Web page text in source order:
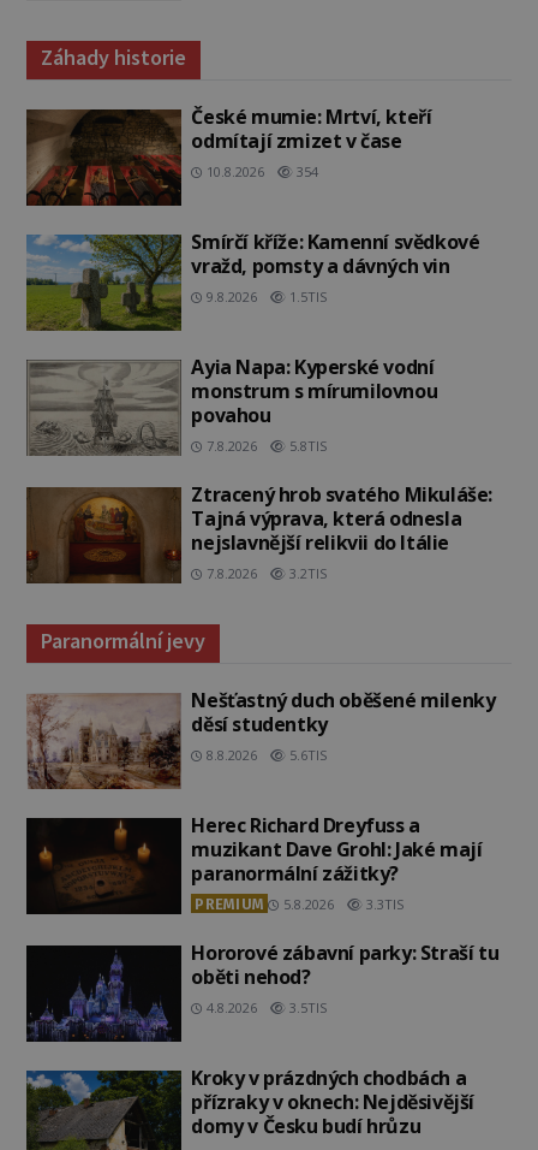
Záhady historie
České mumie: Mrtví, kteří
odmítají zmizet v čase
10.8.2026 354
Smírčí kříže: Kamenní svědkové
vražd, pomsty a dávných vin
9.8.2026 1.5TIS
Ayia Napa: Kyperské vodní
monstrum s mírumilovnou
povahou
7.8.2026 5.8TIS
Ztracený hrob svatého Mikuláše:
Tajná výprava, která odnesla
nejslavnější relikvii do Itálie
7.8.2026 3.2TIS
Paranormální jevy
Nešťastný duch oběšené milenky
děsí studentky
8.8.2026 5.6TIS
Herec Richard Dreyfuss a
muzikant Dave Grohl: Jaké mají
paranormální zážitky?
PREMIUM 5.8.2026 3.3TIS
Hororové zábavní parky: Straší tu
oběti nehod?
4.8.2026 3.5TIS
Kroky v prázdných chodbách a
přízraky v oknech: Nejděsivější
domy v Česku budí hrůzu